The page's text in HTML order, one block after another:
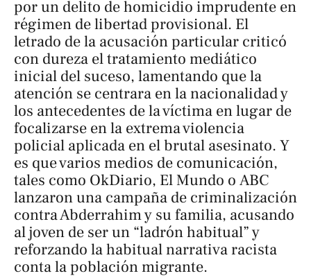
por un delito de homicidio imprudente en
régimen de libertad provisional. El
letrado de la acusación particular criticó
con dureza el tratamiento mediático
inicial del suceso, lamentando que la
atención se centrara en la nacionalidad y
los antecedentes de la víctima en lugar de
focalizarse en la extrema violencia
policial aplicada en el brutal asesinato. Y
es que varios medios de comunicación,
tales como OkDiario, El Mundo o ABC
lanzaron una campaña de criminalización
contra Abderrahim y su familia, acusando
al joven de ser un “ladrón habitual” y
reforzando la habitual narrativa racista
conta la población migrante.